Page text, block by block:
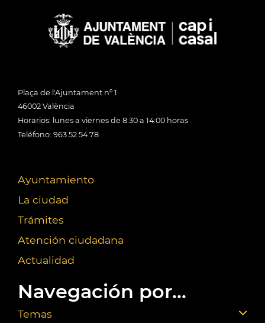
Plaça de l'Ajuntament nº 1
46002 València
Horarios: lunes a viernes de 8:30 a 14:00 horas
Teléfono: 963 52 54 78
Ayuntamiento
La ciudad
Trámites
Atención ciudadana
Actualidad
Navegación por...
Temas